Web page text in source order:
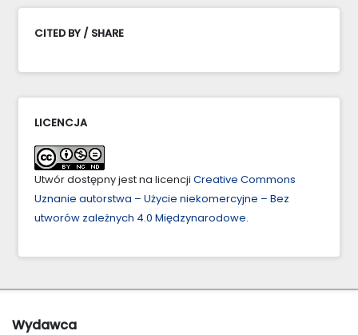
CITED BY / SHARE
LICENCJA
Utwór dostępny jest na licencji Creative Commons
Uznanie autorstwa – Użycie niekomercyjne – Bez
utworów zależnych 4.0 Międzynarodowe.
Wydawca